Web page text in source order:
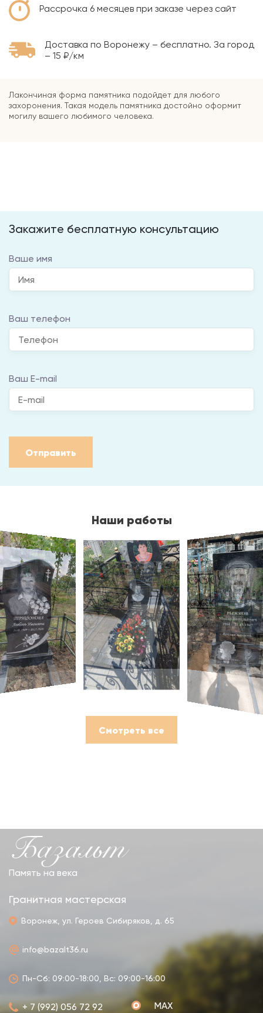
Рассрочка 6 месяцев при заказе через сайт
Доставка по Воронежу – бесплатно. За город
– 15 ₽/км
Лакончиная форма памятника подойдет для любого
захоронения. Такая модель памятника достойно оформит
могилу вашего любимого человека.
Закажите бесплатную консультацию
Ваше имя
Ваш телефон
Ваш E-mail
Отправить
Наши работы
Смотреть все
Базальт
Память на века
Гранитная мастерская
Воронеж, ул. Героев Сибиряков, д. 65
info@bazalt36.ru
Пн-Сб: 09:00-18:00, Вс: 09:00-16:00
+ 7 (992) 056 72 92 MAX